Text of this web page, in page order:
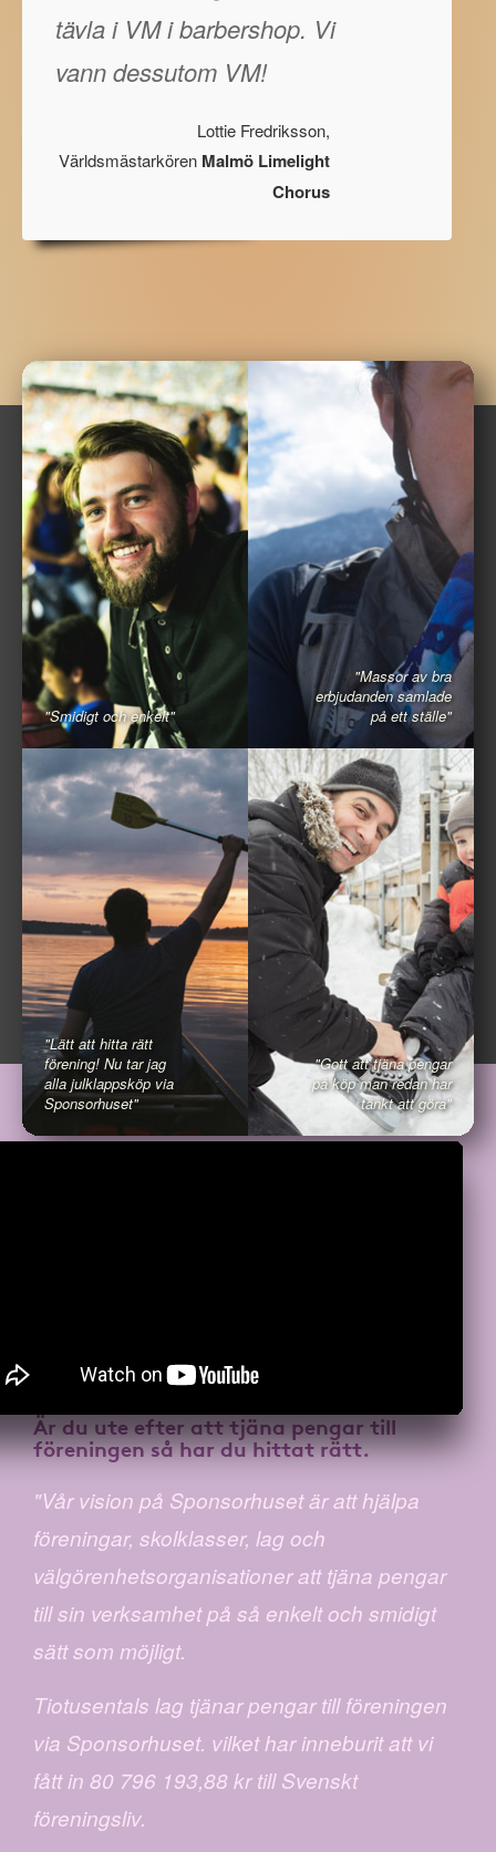
tävla i VM i barbershop. Vi
vann dessutom VM!
Lottie Fredriksson,
Världsmästarkören Malmö Limelight
Chorus
"Smidigt och enkelt"
"Massor av bra
erbjudanden samlade
på ett ställe"
"Lätt att hitta rätt
förening! Nu tar jag
alla julklappsköp via
Sponsorhuset"
"Gott att tjäna pengar
på köp man redan har
tänkt att göra"
Är du ute efter atttjäna pengar till
föreningenså har du hittat rätt.
"Vår vision på Sponsorhuset är att hjälpa
föreningar, skolklasser, lag och
välgörenhetsorganisationer att tjäna pengar
till sin verksamhet på så enkelt och smidigt
sätt som möjligt.
Tiotusentals lag tjänar pengar till föreningen
via Sponsorhuset. vilket har inneburit att vi
fått in 80 796 193,88 kr till Svenskt
föreningsliv.